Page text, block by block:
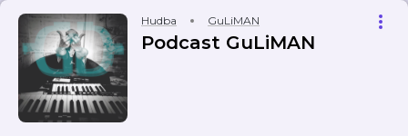
Hudba GuLiMAN
Podcast GuLiMAN